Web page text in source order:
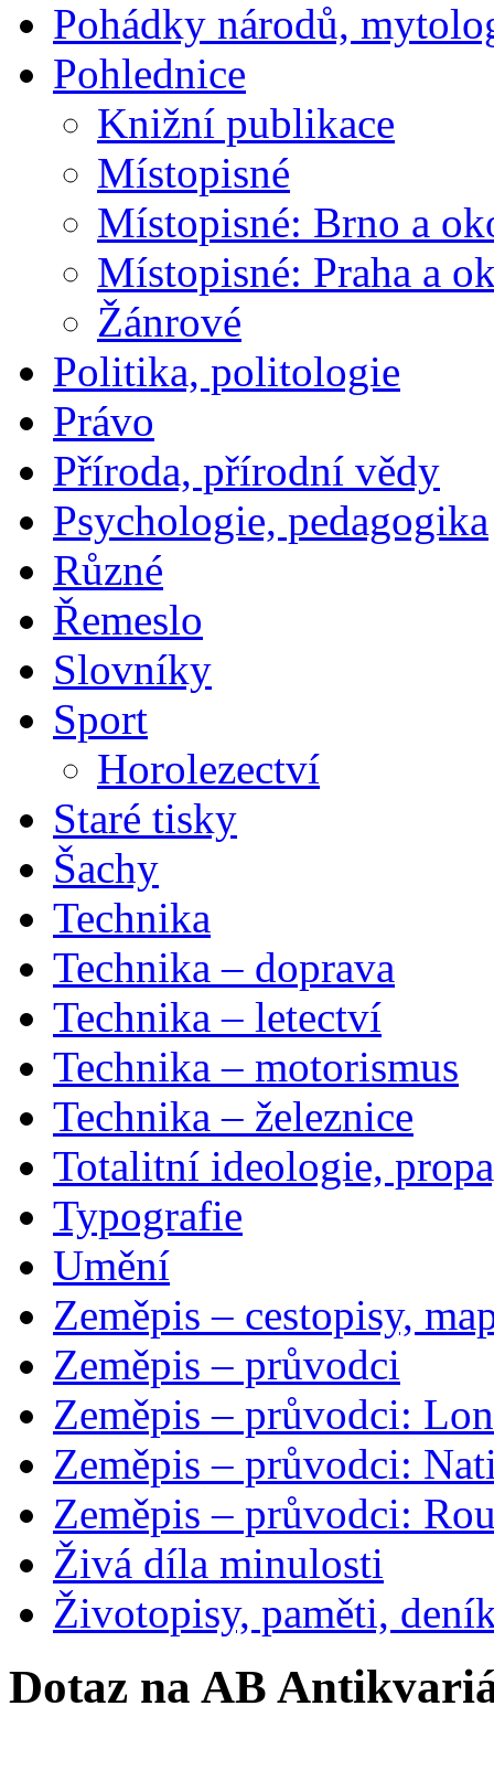
Pohádky národů,
Pohlednice
Knižní publikace
Místopisné
Místopisné: Brno a
Místopisné: Praha a
Žánrové
Politika, politologie
Právo
Příroda, přírodní vědy
Psychologie, pedagogika
Různé
Řemeslo
Slovníky
Sport
Horolezectví
Staré tisky
Šachy
Technika
Technika – doprava
Technika – letectví
Technika – motorismus
Technika – železnice
Totalitní ideologie,
Typografie
Umění
Zeměpis – cestopisy,
Zeměpis – průvodci
Zeměpis – průvodci:
Zeměpis – průvodci:
Zeměpis – průvodci:
Živá díla minulosti
Životopisy, paměti,
Dotaz na AB